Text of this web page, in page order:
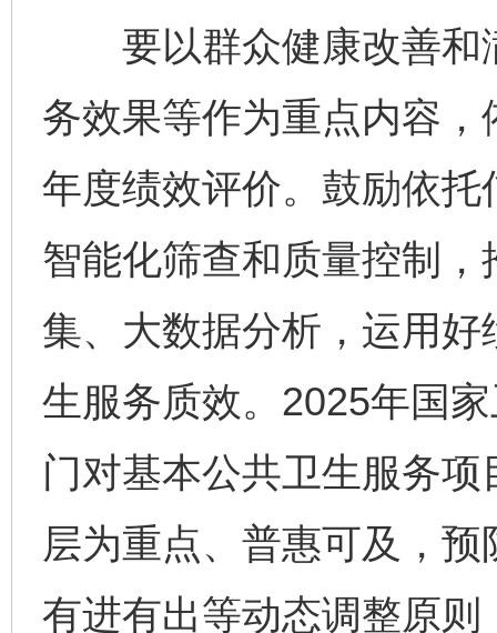
要以群众健康改善和
务效果等作为重点内容
年度绩效评价。鼓励依
智能化筛查和质量控制
集、大数据分析，运用
生服务质效。2025年国
门对基本公共卫生服务
层为重点、普惠可及，
有进有出等动态调整原